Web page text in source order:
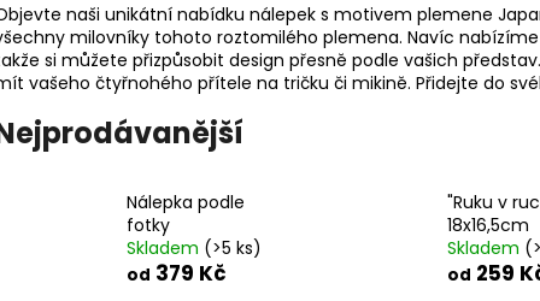
naši unikátní nabídku nálepek s motivem plemene
milovníky tohoto roztomilého plemena. Navíc
si můžete přizpůsobit design přesně podle vašich
vašeho čtyřnohého přítele na tričku či mikině. Přidejte do
Nálepka podle
fotky
Skladem (>5 ks)
od 379 Kč
"Ruku v
18x16,5cm
Skladem
od 259
Doporučujeme
"RUKU V RUCE" 18X16,5CM
SET TLAPEK